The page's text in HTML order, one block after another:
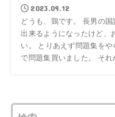
2023.09.12
どうも、鶏です。 長男の
出来るようになったけど、
い。 とりあえず問題集を
で問題集買いました。 それ